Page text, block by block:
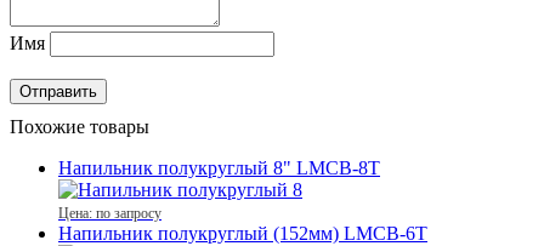
Имя
Похожие товары
Напильник полукруглый 8" LMCB-8T
Цена: по запросу
Напильник полукруглый (152мм) LMCB-6T